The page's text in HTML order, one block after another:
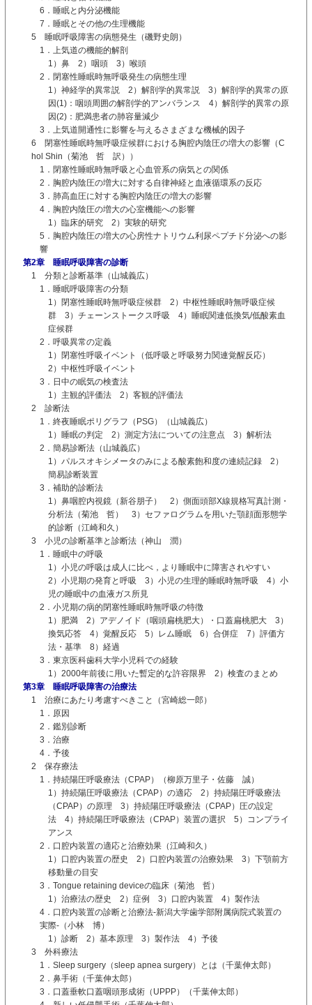
6．睡眠と内分泌機能
7．睡眠とその他の生理機能
5 睡眠呼吸障害の病態発生（磯野史朗）
1．上気道の機能的解剖
1）鼻 2）咽頭 3）喉頭
2．閉塞性睡眠時無呼吸発生の病態生理
1）神経学的異常説 2）解剖学的異常説 3）解剖学的異常の原
因(1)：咽頭周囲の解剖学的アンバランス 4）解剖学的異常の原
因(2)：肥満患者の肺容量減少
3．上気道開通性に影響を与えるさまざまな機械的因子
6 閉塞性睡眠時無呼吸症候群における胸腔内陰圧の増大の影響（C
hol Shin（菊池 哲 訳））
1．閉塞性睡眠時無呼吸と心血管系の病気との関係
2．胸腔内陰圧の増大に対する自律神経と血液循環系の反応
3．肺高血圧に対する胸腔内陰圧の増大の影響
4．胸腔内陰圧の増大の心室機能への影響
1）臨床的研究 2）実験的研究
5．胸腔内陰圧の増大の心房性ナトリウム利尿ペプチド分泌への影
響
第2章 睡眠呼吸障害の診断
1 分類と診断基準（山城義広）
1．睡眠呼吸障害の分類
1）閉塞性睡眠時無呼吸症候群 2）中枢性睡眠時無呼吸症候
群 3）チェーンストークス呼吸 4）睡眠関連低換気/低酸素血
症候群
2．呼吸異常の定義
1）閉塞性呼吸イベント（低呼吸と呼吸努力関連覚醒反応）
2）中枢性呼吸イベント
3．日中の眠気の検査法
1）主観的評価法 2）客観的評価法
2 診断法
1．終夜睡眠ポリグラフ（PSG）（山城義広）
1）睡眠の判定 2）測定方法についての注意点 3）解析法
2．簡易診断法（山城義広）
1）パルスオキシメータのみによる酸素飽和度の連続記録 2）
簡易診断装置
3．補助的診断法
1）鼻咽腔内視鏡（新谷朋子） 2）側面頭部X線規格写真計測・
分析法（菊池 哲） 3）セファログラムを用いた顎顔面形態学
的診断（江崎和久）
3 小児の診断基準と診断法（神山 潤）
1．睡眠中の呼吸
1）小児の呼吸は成人に比べ，より睡眠中に障害されやすい
2）小児期の発育と呼吸 3）小児の生理的睡眠時無呼吸 4）小
児の睡眠中の血液ガス所見
2．小児期の病的閉塞性睡眠時無呼吸の特徴
1）肥満 2）アデノイド（咽頭扁桃肥大）・口蓋扁桃肥大 3）
換気応答 4）覚醒反応 5）レム睡眠 6）合併症 7）評価方
法・基準 8）経過
3．東京医科歯科大学小児科での経験
1）2000年前後に用いた暫定的な許容限界 2）検査のまとめ
第3章 睡眠呼吸障害の治療法
1 治療にあたり考慮すべきこと（宮崎総一郎）
1．原因
2．鑑別診断
3．治療
4．予後
2 保存療法
1．持続陽圧呼吸療法（CPAP）（柳原万里子・佐藤 誠）
1）持続陽圧呼吸療法（CPAP）の適応 2）持続陽圧呼吸療法
（CPAP）の原理 3）持続陽圧呼吸療法（CPAP）圧の設定
法 4）持続陽圧呼吸療法（CPAP）装置の選択 5）コンプライ
アンス
2．口腔内装置の適応と治療効果（江崎和久）
1）口腔内装置の歴史 2）口腔内装置の治療効果 3）下顎前方
移動量の目安
3．Tongue retaining deviceの臨床（菊池 哲）
1）治療法の歴史 2）症例 3）口腔内装置 4）製作法
4．口腔内装置の診断と治療法-新潟大学歯学部附属病院式装置の
実際-（小林 博）
1）診断 2）基本原理 3）製作法 4）予後
3 外科療法
1．Sleep surgery（sleep apnea surgery）とは（千葉伸太郎）
2．鼻手術（千葉伸太郎）
3．口蓋垂軟口蓋咽頭形成術（UPPP）（千葉伸太郎）